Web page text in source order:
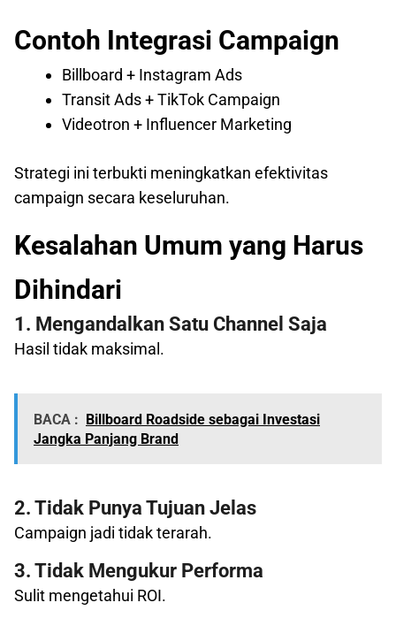
Contoh Integrasi Campaign
Billboard + Instagram Ads
Transit Ads + TikTok Campaign
Videotron + Influencer Marketing
Strategi ini terbukti meningkatkan efektivitas
campaign secara keseluruhan.
Kesalahan Umum yang Harus
Dihindari
1. Mengandalkan Satu Channel Saja
Hasil tidak maksimal.
BACA :
Billboard Roadside sebagai Investasi
Jangka Panjang Brand
2. Tidak Punya Tujuan Jelas
Campaign jadi tidak terarah.
3. Tidak Mengukur Performa
Sulit mengetahui ROI.